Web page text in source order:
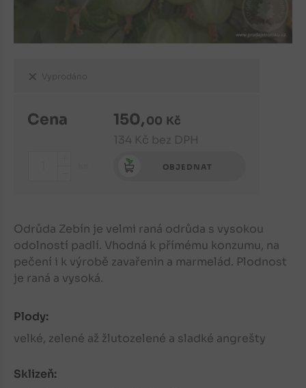
Vyprodáno
Cena 150,00 Kč
134 Kč bez DPH
OBJEDNAT
Odrůda Zebín je velmi raná odrůda s vysokou
odolností padlí. Vhodná k přímému konzumu, na
pečení i k výrobě zavařenin a marmelád. Plodnost
je raná a vysoká.
Plody:
velké, zelené až žlutozelené a sladké angrešty
Sklizeň: